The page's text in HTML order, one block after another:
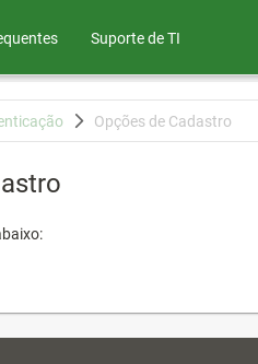
Suporte de TI
Opções de Cadastro